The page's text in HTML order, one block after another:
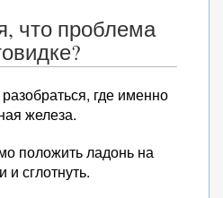
что проблема
где именно
железа.
положить ладонь на
сглотнуть.